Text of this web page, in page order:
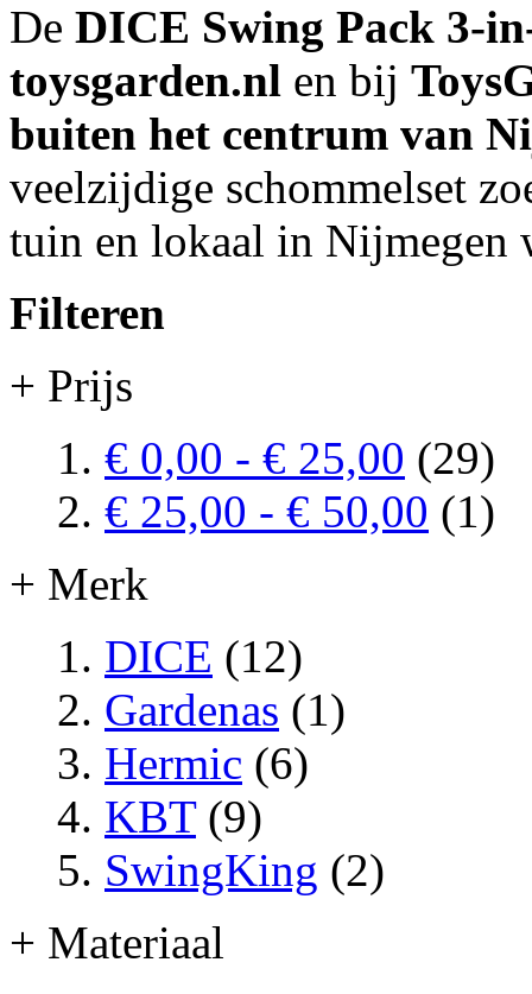
De DICE Swing Pack 3-
toysgarden.nl en bij
buiten het centrum van
veelzijdige schommelset
tuin en lokaal in Nijmegen
Filteren
+ Prijs
€ 0,00 - € 25,00 (29)
€ 25,00 - € 50,00 (1)
+ Merk
DICE (12)
Gardenas (1)
Hermic (6)
KBT(9)
SwingKing (2)
+ Materiaal